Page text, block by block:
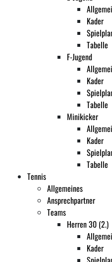
Kader
Tabelle
F-Jugend
Kader
Tabelle
Minikicker
Kader
Tabelle
Tennis
Allgemeines
Ansprechpartner
Teams
Herren 30 (2.)
Kader